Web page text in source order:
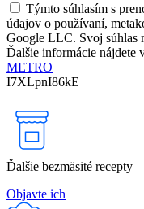
Týmto súhlasím s
údajov o používaní,
Google LLC. Svoj súhlas
Ďalšie informácie nájdete
METRO
I7XLpnI86kE
Ďalšie bezmäsité recepty
Objavte ich